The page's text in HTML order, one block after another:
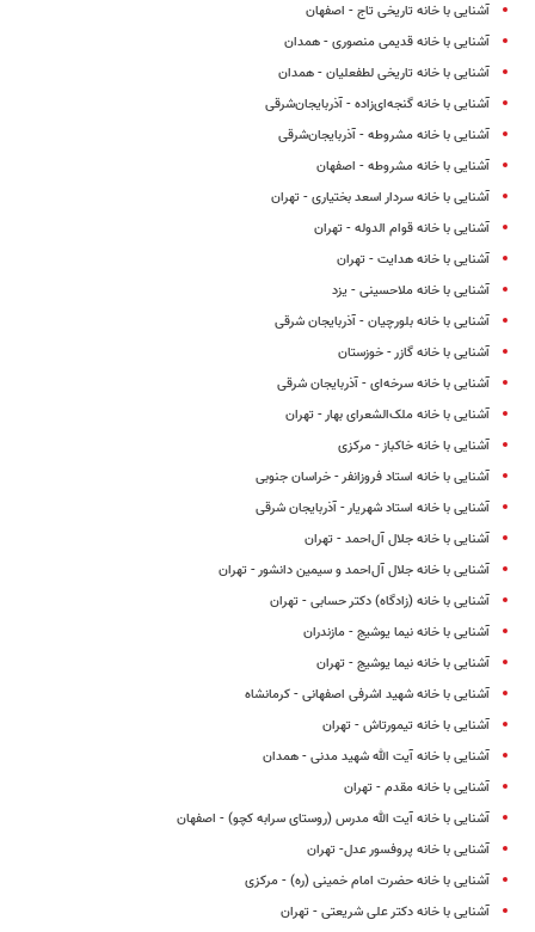
آشنایی با خانه تاریخی تاج - اصفهان
آشنایی با خانه قدیمی منصوری - همدان
آشنایی با خانه تاریخی لطفعلیان - همدان
آشنایی با خانه گنجه‌ای‌زاده - آذربایجان‌شرقی
آشنایی با خانه مشروطه - آذربایجان‌شرقی
آشنایی با خانه مشروطه - اصفهان
آشنایی با خانه سردار اسعد بختیاری - تهران
آشنایی با خانه قوام الدوله - تهران
آشنایی با خانه هدایت - تهران
آشنایی با خانه ملاحسینی - یزد
آشنایی با خانه بلورچیان - آذربایجان شرقی
آشنایی با خانه گازر - خوزستان
آشنایی با خانه سرخه‌ای - آذربایجان شرقی
آشنایی با خانه ملک‌الشعرای بهار - تهران
آشنایی با خانه خاکباز - مرکزی
آشنایی با خانه استاد فروزانفر - خراسان جنوبی
آشنایی با خانه استاد شهریار - آذربایجان ‌شرقی
آشنایی با خانه جلال آل‌احمد - تهران
آشنایی با خانه جلال آل‌احمد و سیمین دانشور - تهران
آشنایی با خانه (زادگاه) دکتر حسابی - تهران
آشنایی با خانه نیما یوشیج - مازندران
آشنایی با خانه نیما یوشیج - تهران
آشنایی با خانه شهید اشرفی اصفهانی - کرمانشاه
آشنایی با خانه تیمورتاش - تهران
آشنایی با خانه آیت الله شهید مدنی - همدان
آشنایی با خانه مقدم - تهران
آشنایی با خانه آیت الله مدرس (روستای سرابه کچو) - اصفهان
آشنایی با خانه پروفسور عدل- تهران
آشنایی با خانه حضرت امام خمینی (ره) - مرکزی
آشنایی با خانه دکتر علی شریعتی - تهران